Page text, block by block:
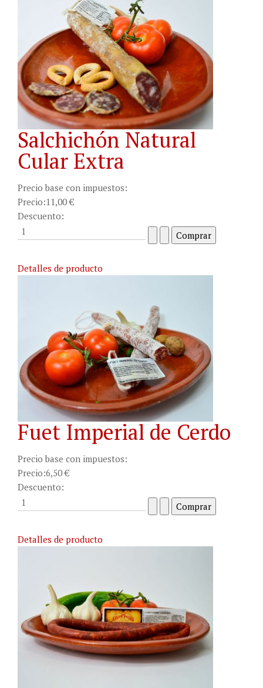
Salchichón Natural
Cular Extra
Precio base con impuestos:
Precio:11,00 €
Descuento:
Detalles de producto
Fuet Imperial de Cerdo
Precio base con impuestos:
Precio:6,50 €
Descuento:
Detalles de producto